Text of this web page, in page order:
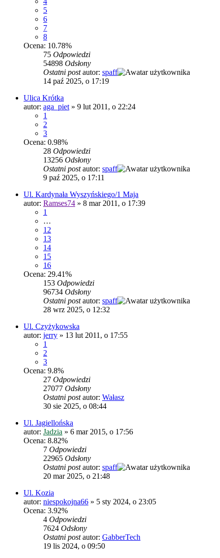
5
6
7
8
Ocena: 10.78%
75 Odpowiedzi
54898 Odsłony
Ostatni postautor: spaff
14 paź 2025, o 17:19
Ulica Krótka
autor: aga_piet » 9 lut 2011, o 22:24
1
2
3
Ocena: 0.98%
28 Odpowiedzi
13256 Odsłony
Ostatni postautor: spaff
9 paź 2025, o 17:11
Ul. Kardynała Wyszyńskiego/1 Maja
autor: Ramses74 » 8 mar 2011, o 17:39
1
…
12
13
14
15
16
Ocena: 29.41%
153 Odpowiedzi
96734 Odsłony
Ostatni postautor: spaff
28 wrz 2025, o 12:32
Ul. Czyżykowska
autor: jerry » 13 lut 2011, o 17:55
1
2
3
Ocena: 9.8%
27 Odpowiedzi
27077 Odsłony
Ostatni postautor: Wałasz
30 sie 2025, o 08:44
Ul. Jagiellońska
autor: Jadzia » 6 mar 2015, o 17:56
Ocena: 8.82%
7 Odpowiedzi
22965 Odsłony
Ostatni postautor: spaff
20 mar 2025, o 21:48
Ul. Kozia
autor: niespokojna66 » 5 sty 2024, o 23:05
Ocena: 3.92%
4 Odpowiedzi
7624 Odsłony
Ostatni postautor: GabberTech
19 lis 2024, o 09:50